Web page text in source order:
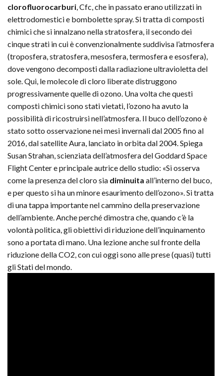
clorofluorocarburi, Cfc, che in passato erano utilizzati in
elettrodomestici e bombolette spray. Si tratta di composti
chimici che si innalzano nella stratosfera, il secondo dei
cinque strati in cui è convenzionalmente suddivisa l’atmosfera
(troposfera, stratosfera, mesosfera, termosfera e esosfera),
dove vengono decomposti dalla radiazione ultravioletta del
sole. Qui, le molecole di cloro liberate distruggono
progressivamente quelle di ozono. Una volta che questi
composti chimici sono stati vietati, l’ozono ha avuto la
possibilità di ricostruirsi nell’atmosfera. Il buco dell’ozono è
stato sotto osservazione nei mesi invernali dal 2005 fino al
2016, dal satellite Aura, lanciato in orbita dal 2004. Spiega
Susan Strahan, scienziata dell’atmosfera del Goddard Space
Flight Center e principale autrice dello studio: «Si osserva
come la presenza del cloro sia diminuita all’interno del buco,
e per questo si ha un minore esaurimento dell’ozono». Si tratta
di una tappa importante nel cammino della preservazione
dell’ambiente. Anche perché dimostra che, quando c’è la
volontà politica, gli obiettivi di riduzione dell’inquinamento
sono a portata di mano. Una lezione anche sul fronte della
riduzione della CO2, con cui oggi sono alle prese (quasi) tutti
gli Stati del mondo.